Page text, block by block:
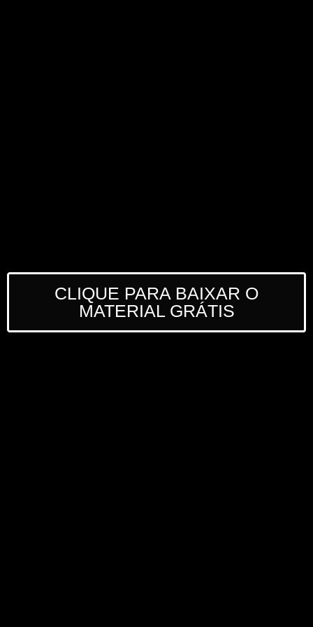
CLIQUE PARA BAIXAR O
MATERIAL GRÁTIS